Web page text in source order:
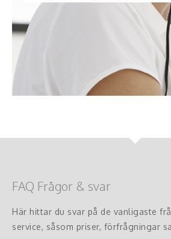
FAQ Frågor & svar
Här hittar du svar på de vanligaste
service, såsom priser, förfrågningar